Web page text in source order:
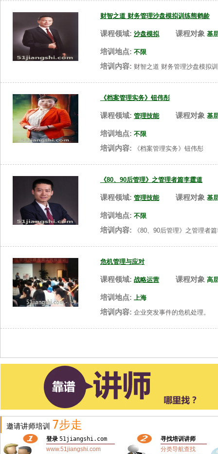
财智之道 财务管理沙盘模拟训练熊鹤龄
课程领域: 沙盘模拟 课程对象 基
培训地点: 不限
培训内容: 财智之道 财务管理沙盘模拟
《档案管理实务》钮伟彤
课程领域: 管理技能 课程对象 基
培训地点: 不限
培训内容: 《档案管理实务》钮伟彤
《80、90后管理》之管理者篇李霆道
课程领域: 管理技能 课程对象 基
培训地点: 不限
培训内容: 《80、90后管理》之管理者
危机管理与应对
课程领域: 战略运营 课程对象 高
培训地点: 上海
培训内容: 企业突发事件的危机处理。
邀请讲师培训 7步走
登录 51jiangshi.com
www.51jiangshi.com
寻找培训讲师
分类导航查找